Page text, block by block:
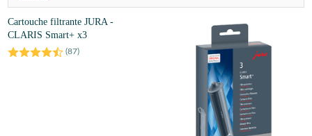
Cartouche filtrante JURA -
CLARIS Smart+ x3
(87)